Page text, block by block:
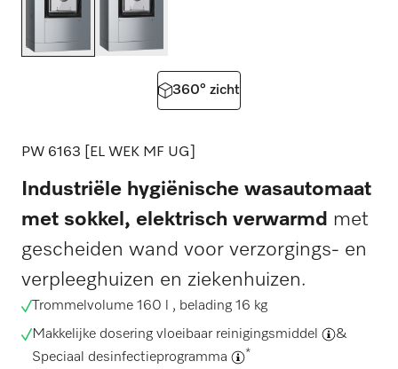
360° zicht
PW 6163 [EL WEK MF UG]
Industriële hygiënische wasautomaat
met sokkel, elektrisch verwarmd met
gescheiden wand voor verzorgings- en
verpleeghuizen en ziekenhuizen.
Trommelvolume 160 l , belading 16 kg
Makkelijke dosering vloeibaar reinigingsmiddel
&
Speciaal desinfectieprogramma
*